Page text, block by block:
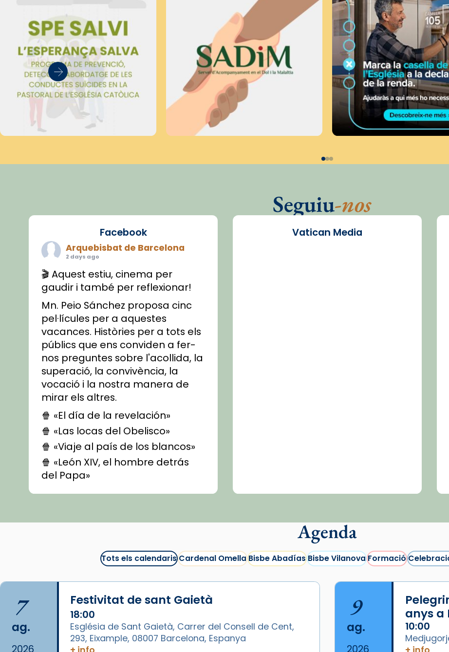
Seguiu-nos
Facebook
Arquebisbat de Barcelona
2 days ago
🎬 Aquest estiu, cinema per
gaudir i també per reflexionar!
Mn. Peio Sánchez proposa cinc
pel·lícules per a aquestes
vacances. Històries per a tots els
públics que ens conviden a fer-
nos preguntes sobre l'acollida, la
superació, la convivència, la
vocació i la nostra manera de
mirar els altres.
🍿 «El día de la revelación»
🍿 «Las locas del Obelisco»
🍿 «Viaje al país de los blancos»
🍿 «León XIV, el hombre detrás
del Papa»
🍿 «Las ovejas detectives»
recomanacions i prepara una
#CinemaEspiritualitual
@cinemaspiritcat
Imatge: Generada amb IA
(OpenAI)
Video
View on Facebook · Share
Vatican Media
Agenda
Tots els calendarisCardenal OmellaBisbe AbadíasBisbe VilanovaFormació
7
ag.
2026
Festivitat de sant Gaietà
18:00
Església de Sant Gaietà, Carrer del Consell de Cent,
293, Eixample, 08007 Barcelona, Espanya
9
ag.
2026
anys a
10:00